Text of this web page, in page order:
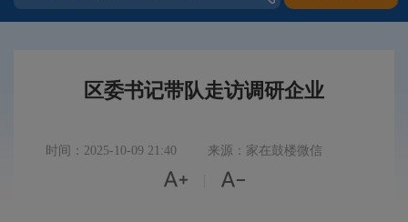
区委书记带队走访调研企业
时间：2025-10-09 21:40 来源：家在鼓楼微信
 